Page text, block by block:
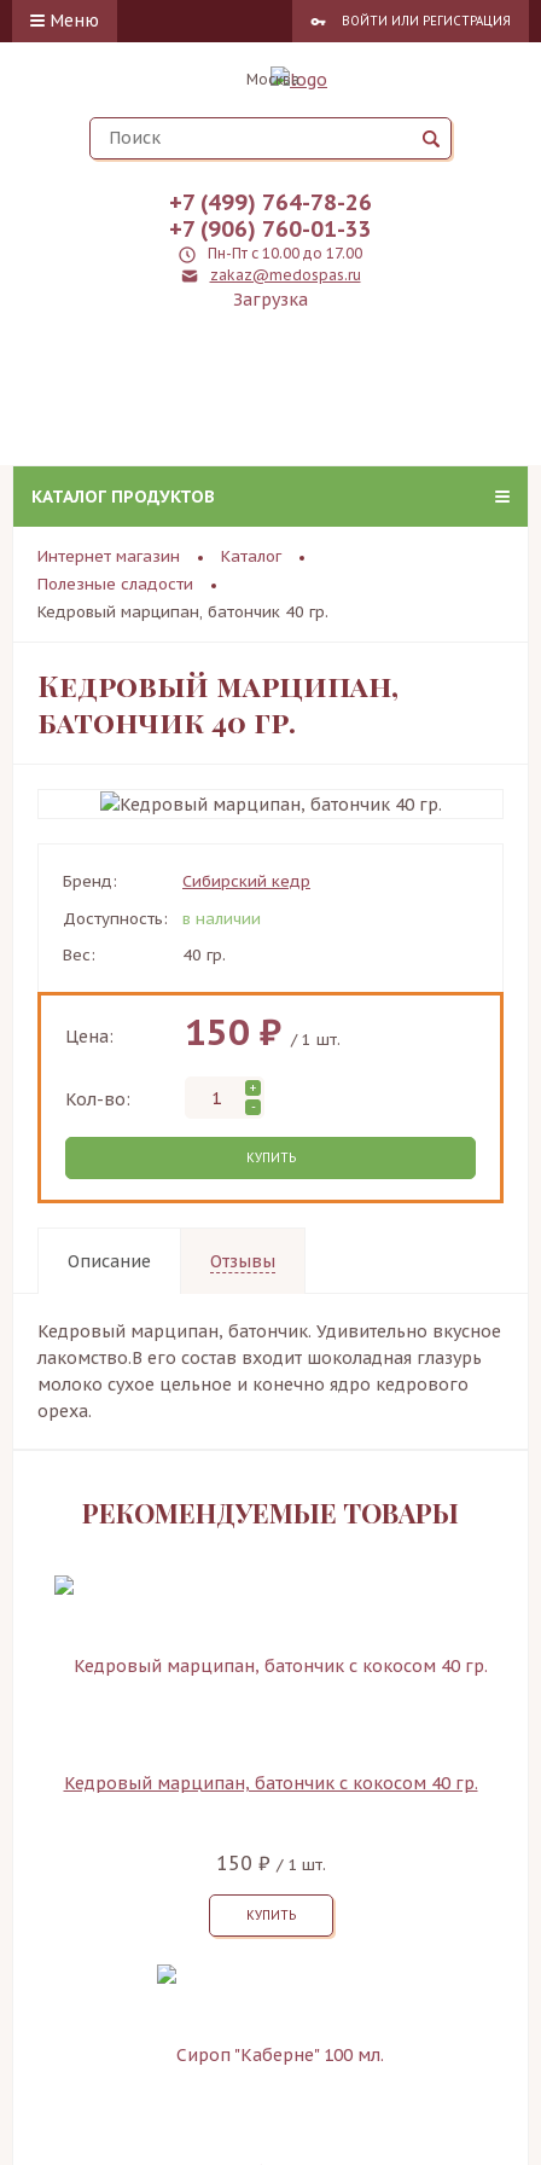
Меню ВОЙТИ ИЛИ РЕГИСТРАЦИЯ
Москва
+7 (499) 764-78-26
+7 (906) 760-01-33
Пн-Пт с 10.00 до 17.00
zakaz@medospas.ru
Загрузка
КАТАЛОГ ПРОДУКТОВ
Интернет магазин
Каталог
Полезные сладости
Кедровый марципан, батончик 40 гр.
Кедровый марципан,
батончик 40 гр.
Бренд:
Сибирский кедр
Доступность:
в наличии
Вес:
40 гр.
Цена: 150 ₽ / 1 шт.
Кол-во:
+
-
КУПИТЬ
Описание Отзывы
Кедровый марципан, батончик. Удивительно вкусное
лакомство.В его состав входит шоколадная глазурь
молоко сухое цельное и конечно ядро кедрового
ореха.
РЕКОМЕНДУЕМЫЕ ТОВАРЫ
Кедровый марципан, батончик с кокосом 40 гр.
150 ₽ / 1 шт.
КУПИТЬ